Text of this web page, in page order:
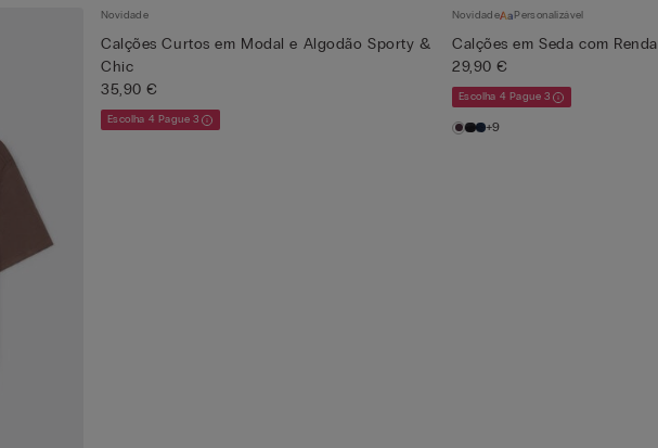
Novidade
Calções Curtos em Modal e Algodão Sporty &
Chic
35,90 €
Escolha 4 Pague 3
Novidade Personalizável
Calções em Seda com Renda
29,90 €
Escolha 4 Pague 3
+9